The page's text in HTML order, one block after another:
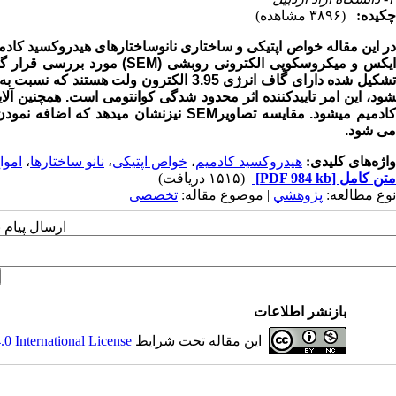
چکیده:
(۳۸۹۶ مشاهده)
در این مقاله خواص اپتیکی و ساختاری نانوساختارهای
ایکس و میکروسکوپی الکترونی روبشی (SEM) مورد بررسی قرار
تشکیل شده دارای گاف انرژی 3.95
شود، این امر تاییدکننده اثر محدود شدگی کوانتومی است. همچنین
کادمیم می­شود. مقایسه تصاویر SEM نیزنشان می­دهد که اضافه
می­ شود.
واژه‌های کلیدی: هیدروکسید کادمیم، خواص اپتیکی، نانو ساختارها،
متن کامل [PDF 984 kb]
(۱۵۱۵ دریافت)
نوع مطالعه: پژوهشي | موضوع مقاله: تخصصی
ارسال
بازنشر اطلاعات
این مقاله تحت شرایط International License